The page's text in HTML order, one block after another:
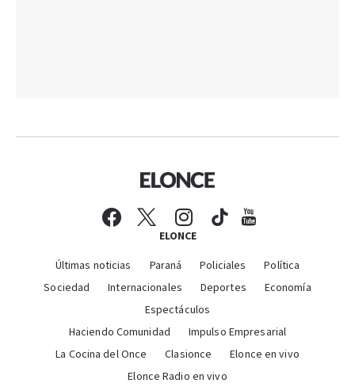
ELONCE
Últimas noticias Paraná Policiales
Política
Sociedad
Internacionales Deportes
Economía
Espectáculos
Haciendo Comunidad
Impulso Empresarial
La Cocina del Once
Clasionce
Elonce en vivo
Elonce Radio en vivo